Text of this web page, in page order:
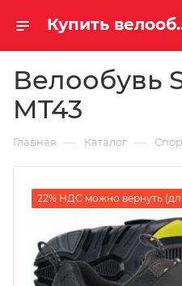
Купить велообувь
Велообувь
MT43
Главная — Каталог —
22% НДС можно вернуть